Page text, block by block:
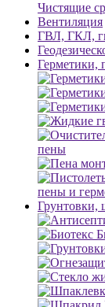
Чистящие
Вентиляция
ГВЛ, ГКЛ,
Герметики,
пены
пены и
Грунтовки,